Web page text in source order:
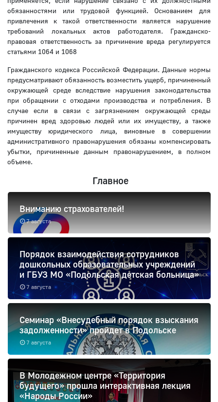
обязанностями или трудовой функцией. Основанием для
привлечения к такой ответственности является нарушение
требований локальных актов работодателя. Гражданско-
правовая ответственность за причинение вреда регулируется
статьями 1064 и 1068
Гражданского кодекса Российской Федерации. Данные нормы
предусматривают обязанность возместить ущерб, причиненный
окружающей среде вследствие нарушения законодательства
при обращении с отходами производства и потребления. В
случае если в связи с загрязнением окружающей среды
причинен вред здоровью людей или их имуществу, а также
имуществу юридического лица, виновные в совершении
административного правонарушения обязаны компенсировать
убытки, причиненные данным правонарушением, в полном
объеме.
Главное
7 августа
Вниманию страхователей!
7 августа
Порядок взаимодействия сотрудников
дошкольных образовательных учреждений
и ГБУЗ МО «Подольская детская больница»
7 августа
Семинар «Внесудебный порядок взыскания
задолженности» пройдет в Подольске
В Молодежном центре «Территория
будущего» прошла интерактивная лекция
«Народы России»